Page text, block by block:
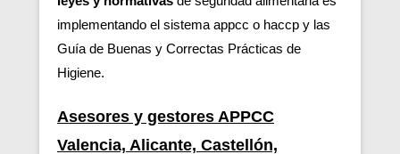
implementando el sistema appcc o haccp y las
Guía de Buenas y Correctas Prácticas de
Higiene.
Asesores y gestores APPCC
Valencia, Alicante, Castellón,